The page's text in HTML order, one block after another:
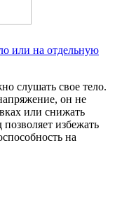
или на отдельную
слушать свое тело.
он не
или снижать
избежать
на